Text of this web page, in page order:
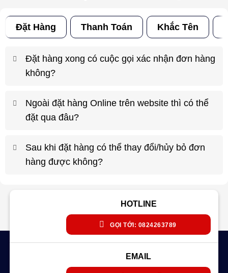
Đặt Hàng Thanh Toán Khắc Tên
Đặt hàng xong có cuộc gọi xác nhận đơn hàng
không?
Ngoài đặt hàng Online trên website thì có thể
đặt qua đâu?
Sau khi đặt hàng có thể thay đổi/hủy bỏ đơn
hàng được không?
HOTLINE
GỌI TỚI: 0824263789
EMAIL